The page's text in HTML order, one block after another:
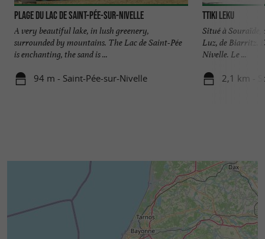
Plage du Lac de Saint-Pée-sur-Nivelle
A very beautiful lake, in lush greenery,
surrounded by mountains. The Lac de Saint-Pée
is enchanting, the sand is ...
94 m - Saint-Pée-sur-Nivelle
Ttiki Leku
Situé à Souraïde,
Luz, de Biarritz.
Nivelle. Le ...
2,1 km -